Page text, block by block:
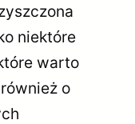
niektóre
warto
o